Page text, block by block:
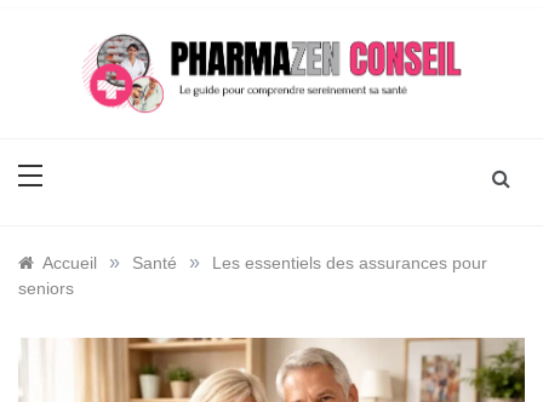
Accueil » Santé »
Les essentiels des assurances pour
seniors